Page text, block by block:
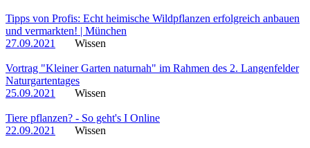
Tipps von Profis: Echt heimische Wildpflanzen erfolgreich anbauen
und vermarkten! | München
27.09.2021
Wissen
Vortrag "Kleiner Garten naturnah" im Rahmen des 2. Langenfelder
Naturgartentages
25.09.2021
Wissen
Tiere pflanzen? - So geht's I Online
22.09.2021
Wissen